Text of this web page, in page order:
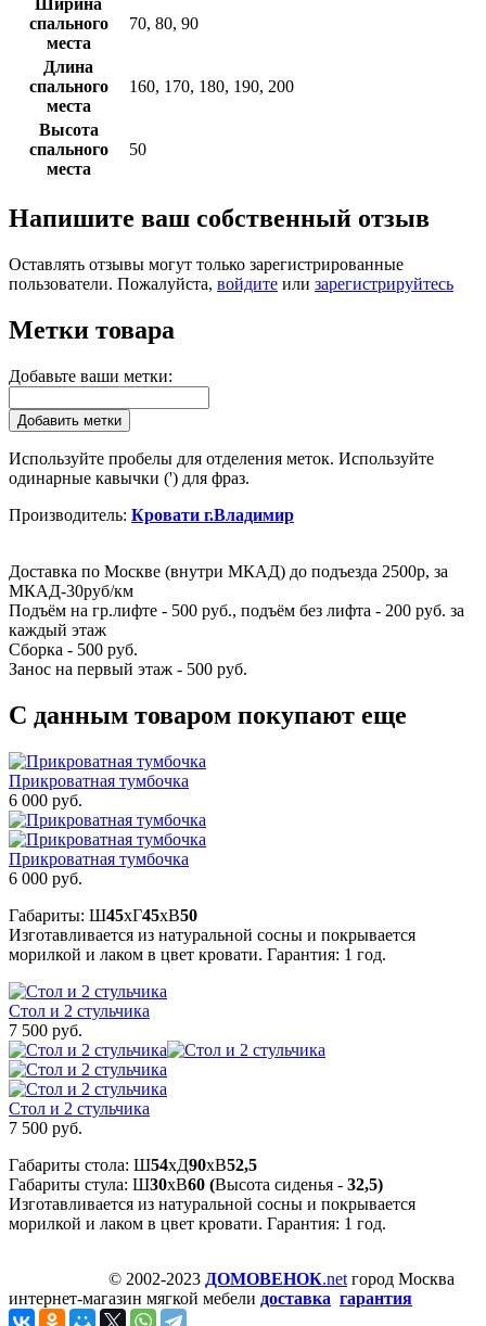
Ширина
спального
места
70, 80, 90
Длина
спального
места
160, 170, 180, 190, 200
Высота
спального
места
50
Напишите ваш собственный отзыв
Оставлять отзывы могут только зарегистрированные
пользователи. Пожалуйста, войдите или зарегистрируйтесь
Метки товара
Добавьте ваши метки:
Добавить метки
Используйте пробелы для отделения меток. Используйте
одинарные кавычки (') для фраз.
Производитель: Кровати г.Владимир
Доставка по Москве (внутри МКАД) до подъезда 2500р, за
МКАД-30руб/км
Подъём на гр.лифте - 500 руб., подъём без лифта - 200 руб. за
каждый этаж
Сборка - 500 руб.
Занос на первый этаж - 500 руб.
С данным товаром покупают еще
Прикроватная тумбочка
6 000 руб.
Прикроватная тумбочка
6 000 руб.
Габариты: Ш45xГ45xВ50
Изготавливается из натуральной сосны и покрывается
морилкой и лаком в цвет кровати. Гарантия: 1 год.
Стол и 2 стульчика
7 500 руб.
Стол и 2 стульчика
7 500 руб.
Габариты стола: Ш54xД90xВ52,5
Габариты стула: Ш30xВ60 (Высота сиденья - 32,5)
Изготавливается из натуральной сосны и покрывается
морилкой и лаком в цвет кровати. Гарантия: 1 год.
© 2002-2023 ДОМОВЕНОК.net город Москва
интернет-магазин мягкой мебели доставка гарантия